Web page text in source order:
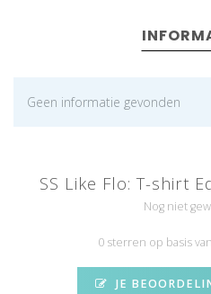
Geen informatie gevonden
SS Like Flo: T-shirt
Nog niet
0 sterren op basis
JE